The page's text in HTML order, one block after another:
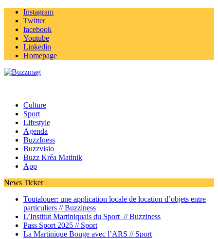
Instagram
Twitter
facebook
Youtube
Linkedin
Homepage
Culture
Sport
Lifestyle
Agenda
BuzzIness
Buzzvisio
Buzz Kréa Matinik
App
News Ticker
Toutalouer: une application locale de location d’objets entre
particuliers //Buzziness
L’Institut Martiniquais du Sport //Buzziness
Pass Sport 2025 // Sport
La Martinique Bouge avec l’ARS // Sport